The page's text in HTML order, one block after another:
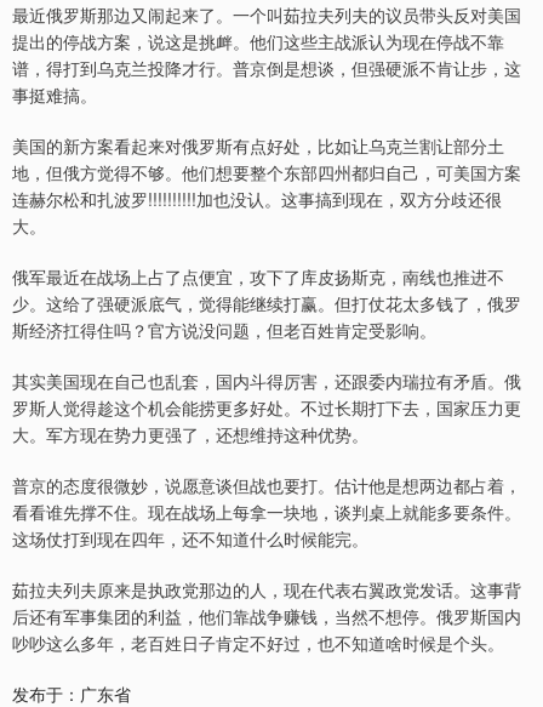
最近俄罗斯那边又闹起来了。一个叫茹拉夫列夫的议员带头反对美国
提出的停战方案，说这是挑衅。他们这些主战派认为现在停战不靠
谱，得打到乌克兰投降才行。普京倒是想谈，但强硬派不肯让步，这
事挺难搞。
美国的新方案看起来对俄罗斯有点好处，比如让乌克兰割让部分土
地，但俄方觉得不够。他们想要整个东部四州都归自己，可美国方案
连赫尔松和扎波罗!!!!!!!!!!加也没认。这事搞到现在，双方分歧还很
大。
俄军最近在战场上占了点便宜，攻下了库皮扬斯克，南线也推进不
少。这给了强硬派底气，觉得能继续打赢。但打仗花太多钱了，俄罗
斯经济扛得住吗？官方说没问题，但老百姓肯定受影响。
其实美国现在自己也乱套，国内斗得厉害，还跟委内瑞拉有矛盾。俄
罗斯人觉得趁这个机会能捞更多好处。不过长期打下去，国家压力更
大。军方现在势力更强了，还想维持这种优势。
普京的态度很微妙，说愿意谈但战也要打。估计他是想两边都占着，
看看谁先撑不住。现在战场上每拿一块地，谈判桌上就能多要条件。
这场仗打到现在四年，还不知道什么时候能完。
茹拉夫列夫原来是执政党那边的人，现在代表右翼政党发话。这事背
后还有军事集团的利益，他们靠战争赚钱，当然不想停。俄罗斯国内
吵吵这么多年，老百姓日子肯定不好过，也不知道啥时候是个头。
发布于：广东省